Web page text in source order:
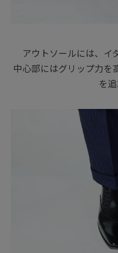
アウトソールには、イ
中心部にはグリップ力を
を